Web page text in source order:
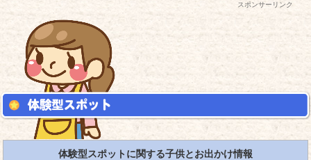
スポンサーリンク
体験型スポットに関する子供とお出かけ情報